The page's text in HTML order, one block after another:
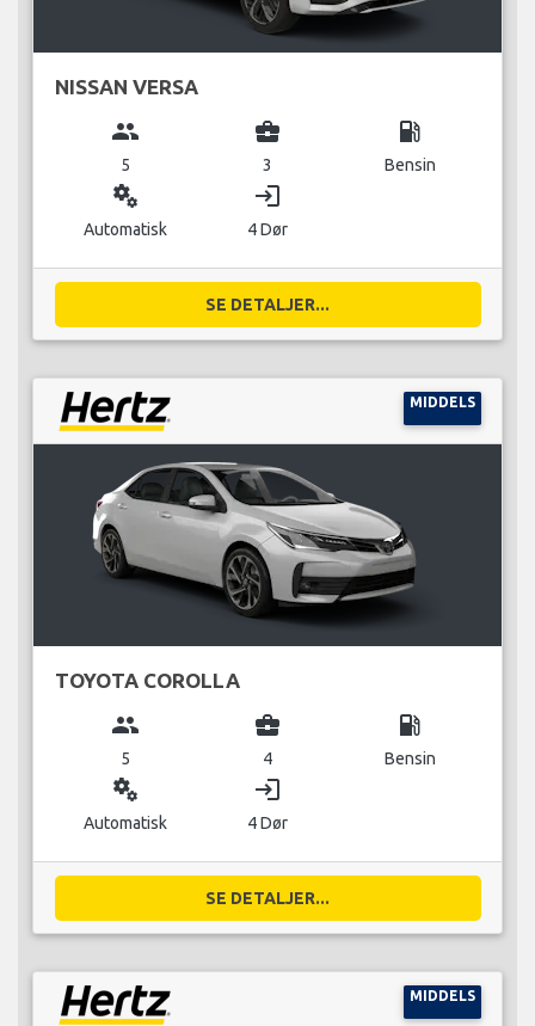
NISSAN VERSA
group
5
business_center
3
local_gas_station
Bensin
miscellaneous_services
Automatisk
login
4 Dør
SE DETALJER...
MIDDELS
TOYOTA COROLLA
group
5
business_center
4
local_gas_station
Bensin
miscellaneous_services
Automatisk
login
4 Dør
SE DETALJER...
MIDDELS